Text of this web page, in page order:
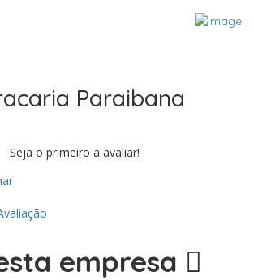
Paraibana
Seja o primeiro a avaliar!
empresa